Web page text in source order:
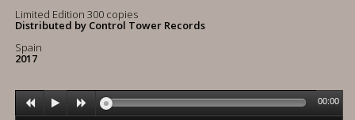
Limited Edition 300 copies
Distributed by Control Tower Records
Spain
2017
00:00